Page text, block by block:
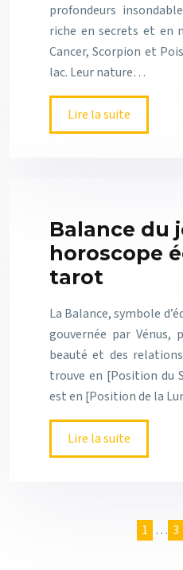
profondeurs
riche en secrets et en
Cancer, Scorpion et
lac. Leur nature…
Lire la suite
Balance du
horoscope
tarot
La Balance, symbole
gouvernée par Vénus,
beauté et des
trouve en [Position du
est en [Position de la
Lire la suite
1 … 3